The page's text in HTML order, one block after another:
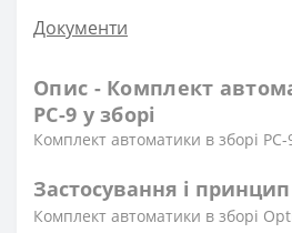
Документи
Опис - Комплект
PC-9 у зборі
Комплект автоматики в зборі PC-
Застосування і принцип
Комплект автоматики в зборі